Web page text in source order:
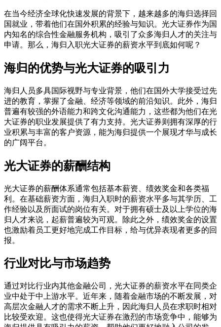
在当今经济全球化快速发展的背景下，越来越多的海归选择回
国就业，带着他们在国外积累的经验与知识。光大证券作为国
内知名的综合性金融服务机构，吸引了众多海归人才的关注与
申请。那么，海归入职光大证券的薪资水平到底如何呢？
海归的优势与光大证券的吸引力
海归人员多具国际视野与专业背景，他们在国外大学接受过先
进的教育，掌握了金融、经济等领域的前沿知识。此外，海归
普遍有较强的外语能力和跨文化沟通能力，这些都为他们在光
大证券的职业发展提供了有力支持。光大证券则拥有深厚的行
业积累与丰富的客户资源，能为海归提供一个展现才华与成长
的广阔平台。
光大证券的薪酬结构
光大证券的薪酬体系通常包括基本薪资、绩效奖金和各类福
利。在基础薪资方面，海归入职时的薪资水平多与其学历、工
作经验以及所面试的岗位有关。对于拥有硕士及以上学位的海
归人才来说，起薪普遍较为可观。除此之外，绩效奖金的设置
也激励着员工更好地完成工作目标，给与优异表现者更多的回
报。
行业对比与市场趋势
通过对比行业内其他金融公司，光大证券的薪资水平在同类企
业中处于中上游水平。近年来，随着金融市场的不断发展，对
高层次金融人才的需求不断上升，因此海归人员在求职时相对
比较受欢迎。这也使得光大证券在激烈的市场竞争中，能够为